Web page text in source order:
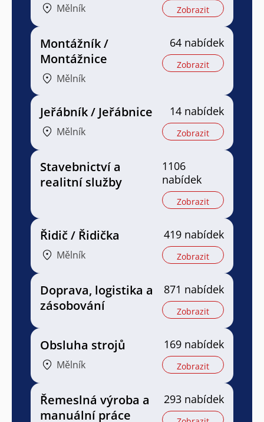
Mělník Zobrazit
Montážník /
Montážnice
Mělník
64 nabídek
Zobrazit
Jeřábník / Jeřábnice
Mělník
14 nabídek
Zobrazit
Stavebnictví a
realitní služby
1106
nabídek
Zobrazit
Řidič / Řidička
Mělník
419 nabídek
Zobrazit
Doprava, logistika a
zásobování
871 nabídek
Zobrazit
Obsluha strojů
Mělník
169 nabídek
Zobrazit
Řemeslná výroba a
manuální práce
293 nabídek